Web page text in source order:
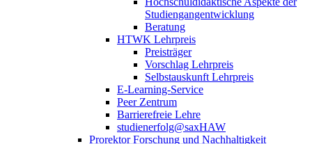
Studiengangentwicklung
Beratung
HTWK Lehrpreis
Preisträger
Vorschlag Lehrpreis
Selbstauskunft Lehrpreis
E-Learning-Service
Peer Zentrum
Barrierefreie Lehre
studienerfolg@saxHAW
Prorektor Forschung und Nachhaltigkeit